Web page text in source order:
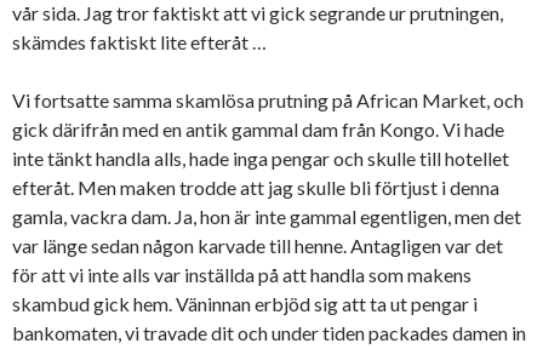
vår sida. Jag tror faktiskt att vi gick segrande ur prutningen,
skämdes faktiskt lite efteråt …
Vi fortsatte samma skamlösa prutning på African Market, och
gick därifrån med en antik gammal dam från Kongo. Vi hade
inte tänkt handla alls, hade inga pengar och skulle till hotellet
efteråt. Men maken trodde att jag skulle bli förtjust i denna
gamla, vackra dam. Ja, hon är inte gammal egentligen, men det
var länge sedan någon karvade till henne. Antagligen var det
för att vi inte alls var inställda på att handla som makens
skambud gick hem. Väninnan erbjöd sig att ta ut pengar i
bankomaten, vi travade dit och under tiden packades damen in